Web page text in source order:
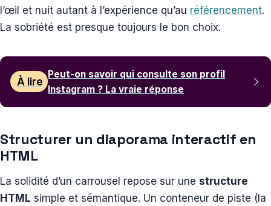
l’œil et nuit autant à l’expérience qu’au référencement.
La sobriété est presque toujours le bon choix.
À lire
Peut-on savoir qui consulte son profil
Instagram ? La vraie réponse
Structurer un diaporama interactif en
HTML
La solidité d’un carrousel repose sur une structure
HTML simple et sémantique. Un conteneur de piste (la